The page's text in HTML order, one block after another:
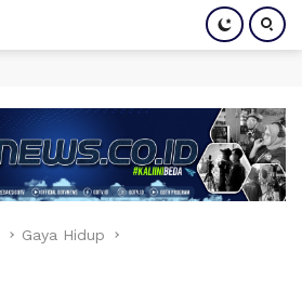
Gaya Hidup